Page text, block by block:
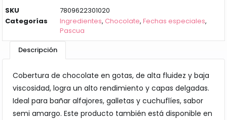
SKU
7809622301020
Categorías
Ingredientes, Chocolate,Fechas especiales,
Pascua
Descripción
Cobertura de chocolate en gotas, de alta fluidez y baja
viscosidad, logra un alto rendimiento y capas delgadas.
Ideal para bañar alfajores, galletas y cuchuflíes, sabor
semi amargo. Este producto también está disponible en